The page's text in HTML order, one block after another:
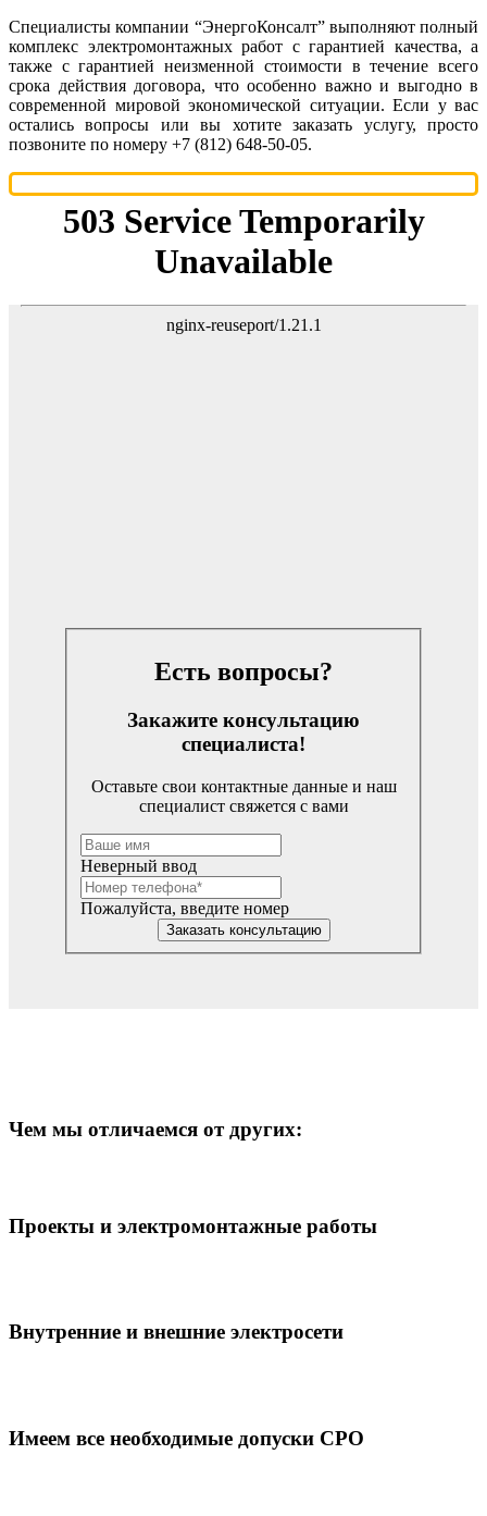
Специалисты компании “ЭнергоКонсалт” выполняют полный
комплекс электромонтажных работ с гарантией качества, а
также с гарантией неизменной стоимости в течение всего
срока действия договора, что особенно важно и выгодно в
современной мировой экономической ситуации. Если у вас
остались вопросы или вы хотите заказать услугу, просто
позвоните по номеру +7 (812) 648-50-05.
Есть вопросы?
Закажите консультацию
специалиста!
Оставьте свои контактные данные и наш
специалист свяжется с вами
Неверный ввод
Пожалуйста, введите номер
Заказать консультацию
Чем мы отличаемся от других:
Проекты и электромонтажные работы
Внутренние и внешние электросети
Имеем все необходимые допуски СРО